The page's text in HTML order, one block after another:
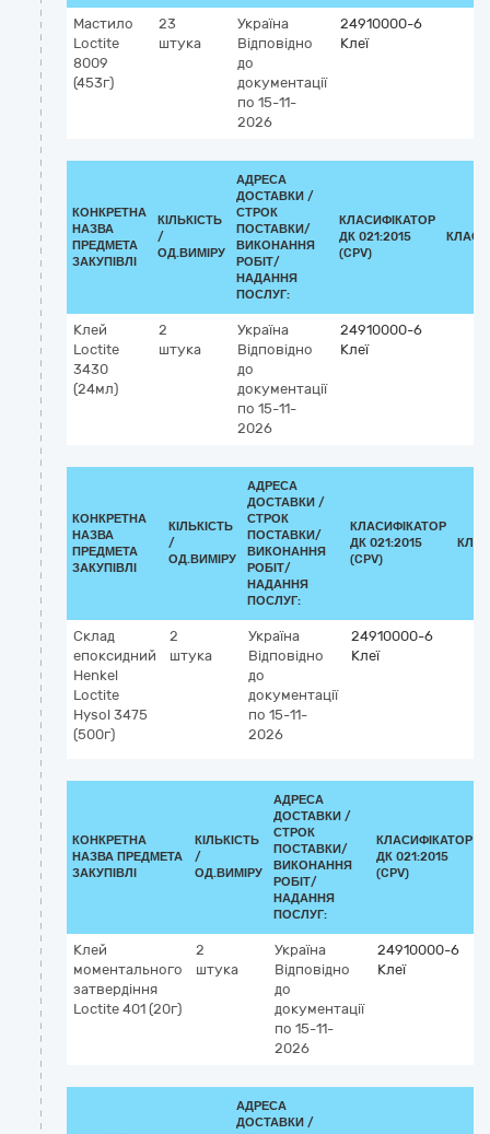
Мастило
Loctite
8009
(453г)
23
штука
Україна
Відповідно
до
документації
по 15-11-
2026
24910000-6
Клеї
КОНКРЕТНА
НАЗВА
ПРЕДМЕТА
ЗАКУПІВЛІ
КІЛЬКІСТЬ
/
ОД.ВИМІРУ
АДРЕСА
ДОСТАВКИ /
СТРОК
ПОСТАВКИ/
ВИКОНАННЯ
РОБІТ/
НАДАННЯ
ПОСЛУГ:
КЛАСИФІКАТОР
ДК 021:2015
(CPV)
Клей
Loctite
3430
(24мл)
2
штука
Україна
Відповідно
до
документації
по 15-11-
2026
24910000-6
Клеї
КОНКРЕТНА
НАЗВА
ПРЕДМЕТА
ЗАКУПІВЛІ
КІЛЬКІСТЬ
/
ОД.ВИМІРУ
АДРЕСА
ДОСТАВКИ /
СТРОК
ПОСТАВКИ/
ВИКОНАННЯ
РОБІТ/
НАДАННЯ
ПОСЛУГ:
КЛАСИФІКАТОР
ДК 021:2015
(CPV)
Склад
епоксидний
Henkel
Loctite
Hysol 3475
(500г)
2
штука
Україна
Відповідно
до
документації
по 15-11-
2026
24910000-6
Клеї
КОНКРЕТНА
НАЗВА ПРЕДМЕТА
ЗАКУПІВЛІ
КІЛЬКІСТЬ
/
ОД.ВИМІРУ
АДРЕСА
ДОСТАВКИ /
СТРОК
ПОСТАВКИ/
ВИКОНАННЯ
РОБІТ/
НАДАННЯ
ПОСЛУГ:
КЛАСИФІКАТОР
ДК 021:2015
(CPV)
Клей
моментального
затвердіння
Loctite 401 (20г)
2
штука
Україна
Відповідно
до
документації
по 15-11-
2026
24910000-6
Клеї
АДРЕСА
ДОСТАВКИ /